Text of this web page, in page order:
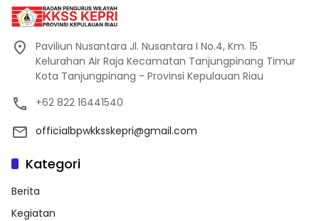
Paviliun Nusantara Jl. Nusantara I No.4, Km. 15
Kelurahan Air Raja Kecamatan Tanjungpinang Timur
Kota Tanjungpinang - Provinsi Kepulauan Riau
+62 822 16441540
officialbpwkksskepri@gmail.com
Kategori
Berita
Kegiatan